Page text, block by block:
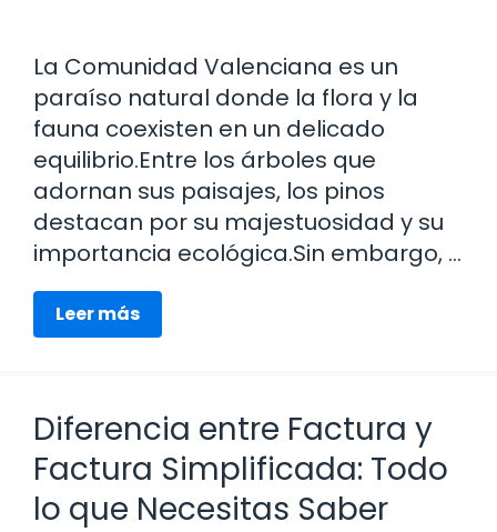
La Comunidad Valenciana es un
paraíso natural donde la flora y la
fauna coexisten en un delicado
equilibrio.Entre los árboles que
adornan sus paisajes, los pinos
destacan por su majestuosidad y su
importancia ecológica.Sin embargo, …
Leer más
Diferencia entre Factura y
Factura Simplificada: Todo
lo que Necesitas Saber